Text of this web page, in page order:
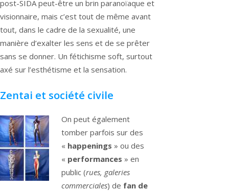
post-SIDA peut-être un brin paranoïaque et
visionnaire, mais c’est tout de même avant
tout, dans le cadre de la sexualité, une
manière d’exalter les sens et de se prêter
sans se donner. Un fétichisme soft, surtout
axé sur l’esthétisme et la sensation.
Zentai et société civile
On peut également
tomber parfois sur des
« happenings » ou des
« performances » en
public (rues, galeries
commerciales) de fan de